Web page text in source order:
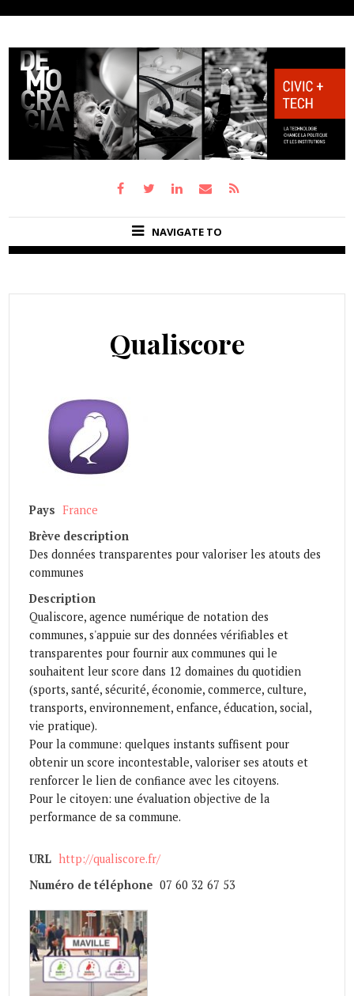
NAVIGATE TO
Qualiscore
Pays France
Brève description
Des données transparentes pour valoriser les atouts des
communes
Description
Qualiscore, agence numérique de notation des
communes, s'appuie sur des données vérifiables et
transparentes pour fournir aux communes qui le
souhaitent leur score dans 12 domaines du quotidien
(sports, santé, sécurité, économie, commerce, culture,
transports, environnement, enfance, éducation, social,
vie pratique).
Pour la commune: quelques instants suffisent pour
obtenir un score incontestable, valoriser ses atouts et
renforcer le lien de confiance avec les citoyens.
Pour le citoyen: une évaluation objective de la
performance de sa commune.
URL http://qualiscore.fr/
Numéro de téléphone 07 60 32 67 53